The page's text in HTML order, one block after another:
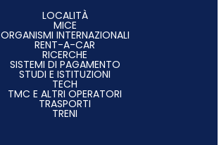
LOCALITÀ
MICE
ORGANISMI INTERNAZIONALI
RENT-A-CAR
RICERCHE
SISTEMI DI PAGAMENTO
STUDI E ISTITUZIONI
TECH
TMC E ALTRI OPERATORI
TRASPORTI
TRENI